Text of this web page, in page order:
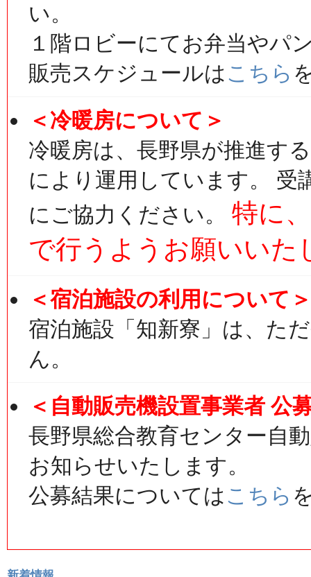
い。
１階ロビーにてお弁当やパ
販売スケジュールはこちら
＜冷暖房について＞
冷暖房は、長野県が推進す
により運用しています。 受
にご協力ください。 特に
で行うようお願いいた
＜宿泊施設の利用について＞
宿泊施設「知新寮」は、た
ん。
＜自動販売機設置事業者 公
長野県総合教育センター自
お知らせいたします。
公募結果についてはこちら